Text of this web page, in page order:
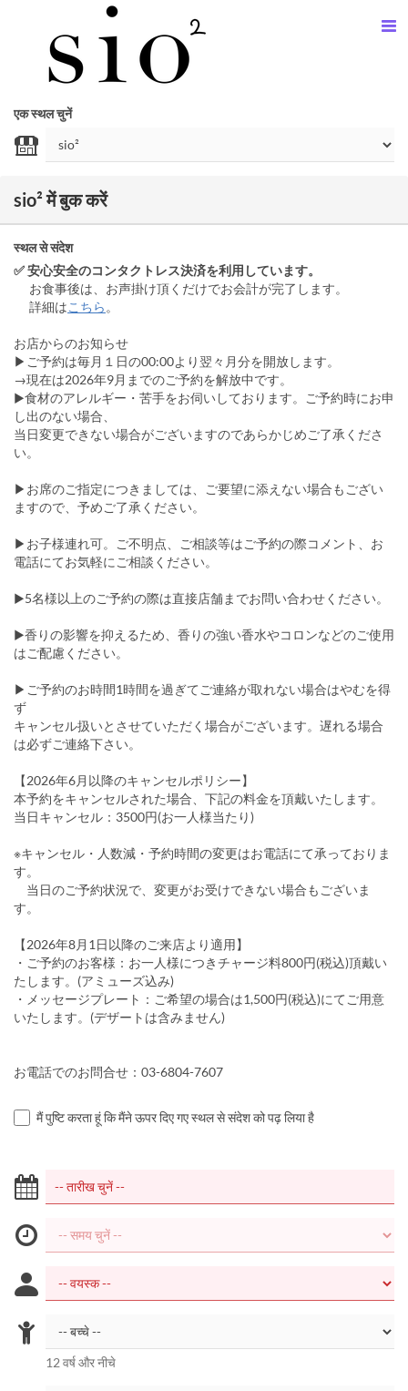
एक स्थल चुनें
sio² में बुक करें
स्थल से संदेश
✅ 安心安全のコンタクトレス決済を利用しています。
お食事後は、お声掛け頂くだけでお会計が完了します。
詳細はこちら 。
お店からのお知らせ
▶︎ご予約は毎月１日の00:00より翌々月分を開放します。
→現在は2026年9月までのご予約を解放中です。
▶食材のアレルギー・苦手をお伺いしております。ご予約時にお申
し出のない場合、
当日変更できない場合がございますのであらかじめご了承くださ
い。
▶︎お席のご指定につきましては、ご要望に添えない場合もござい
ますので、予めご了承ください。
▶︎お子様連れ可。ご不明点、ご相談等はご予約の際コメント、お
電話にてお気軽にご相談ください。
▶5名様以上のご予約の際は直接店舗までお問い合わせください。
▶香りの影響を抑えるため、香りの強い香水やコロンなどのご使用
はご配慮ください。
▶︎ご予約のお時間1時間を過ぎてご連絡が取れない場合はやむを得
ず
キャンセル扱いとさせていただく場合がございます。遅れる場合
は必ずご連絡下さい。
【2026年6月以降のキャンセルポリシー】
本予約をキャンセルされた場合、下記の料金を頂戴いたします。
当日キャンセル：3500円(お一人様当たり)
※キャンセル・人数減・予約時間の変更はお電話にて承っておりま
す。
当日のご予約状況で、変更がお受けできない場合もございま
す。
【2026年8月1日以降のご来店より適用】
・ご予約のお客様：お一人様につきチャージ料800円(税込)頂戴い
たします。(アミューズ込み)
・メッセージプレート：ご希望の場合は1,500円(税込)にてご用意
いたします。(デザートは含みません)
お電話でのお問合せ：03-6804-7607
मैं पुष्टि करता हूं कि मैंने ऊपर दिए गए स्थल से संदेश को पढ़ लिया है
12 वर्ष और नीचे